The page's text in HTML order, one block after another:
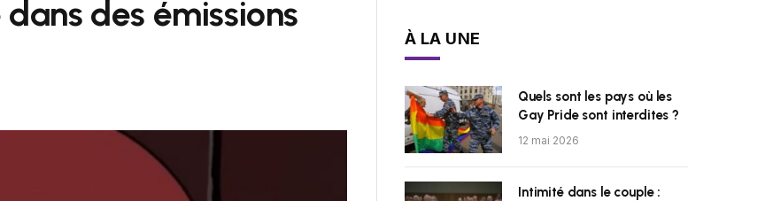
des émissions
À LA UNE
Quels sont les pays où les
Gay Pride sont interdites ?
12 mai 2026
Intimité dans le couple :